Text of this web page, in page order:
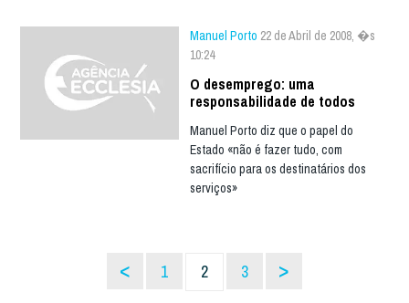
Manuel Porto 22 de Abril de 2008, �s
10:24
O desemprego: uma
responsabilidade de todos
Manuel Porto diz que o papel do
Estado «não é fazer tudo, com
sacrifício para os destinatários dos
serviços»
< 1 2 3 >